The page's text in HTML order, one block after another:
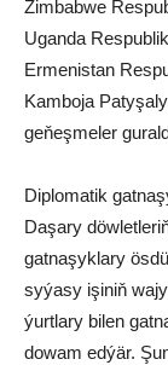
Zimbabwe
Uganda
Ermenistan
Kamboja
geňeşmeler
Diplomatik
Daşary
gatnaşyklary
syýasy işiniň
ýurtlary bilen
dowam edýär.